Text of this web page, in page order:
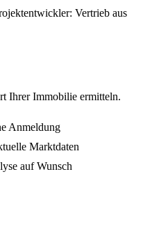
Vertrieb aus
Ihrer Immobilie ermitteln.
Anmeldung
Marktdaten
auf Wunsch